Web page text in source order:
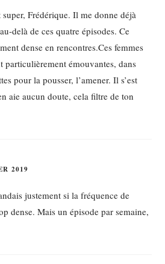
super, Frédérique. Il me donne déjà
delà de ces quatre épisodes. Ce
dense en rencontres.Ces femmes
particulièrement émouvantes, dans
pour la pousser, l’amener. Il s’est
aie aucun doute, cela filtre de ton
2019
justement si la fréquence de
dense. Mais un épisode par semaine,